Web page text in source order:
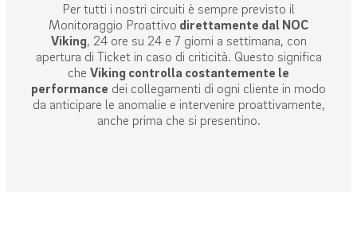
Per tutti i nostri circuiti è sempre previsto il
Monitoraggio Proattivo direttamente dal NOC
Viking, 24 ore su 24 e 7 giorni a settimana, con
apertura di Ticket in caso di criticità. Questo significa
che Viking controlla costantemente le
performance dei collegamenti di ogni cliente in modo
da anticipare le anomalie e intervenire proattivamente,
anche prima che si presentino.